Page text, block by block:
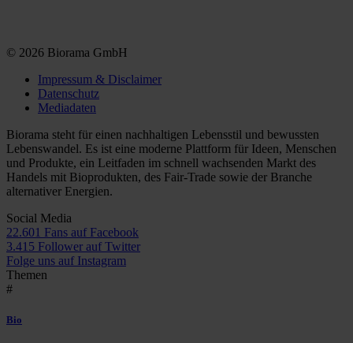
© 2026 Biorama GmbH
Impressum & Disclaimer
Datenschutz
Mediadaten
Biorama steht für einen nachhaltigen Lebensstil und bewussten
Lebenswandel. Es ist eine moderne Plattform für Ideen, Menschen
und Produkte, ein Leitfaden im schnell wachsenden Markt des
Handels mit Bioprodukten, des Fair-Trade sowie der Branche
alternativer Energien.
Social Media
22.601 Fans auf Facebook
3.415 Follower auf Twitter
Folge uns auf Instagram
Themen
#
Bio